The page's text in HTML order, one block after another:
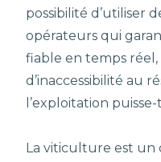
possibilité d’utiliser
opérateurs qui
fiable en temps
d’inaccessibilité au
l’exploitation
La viticulture est un